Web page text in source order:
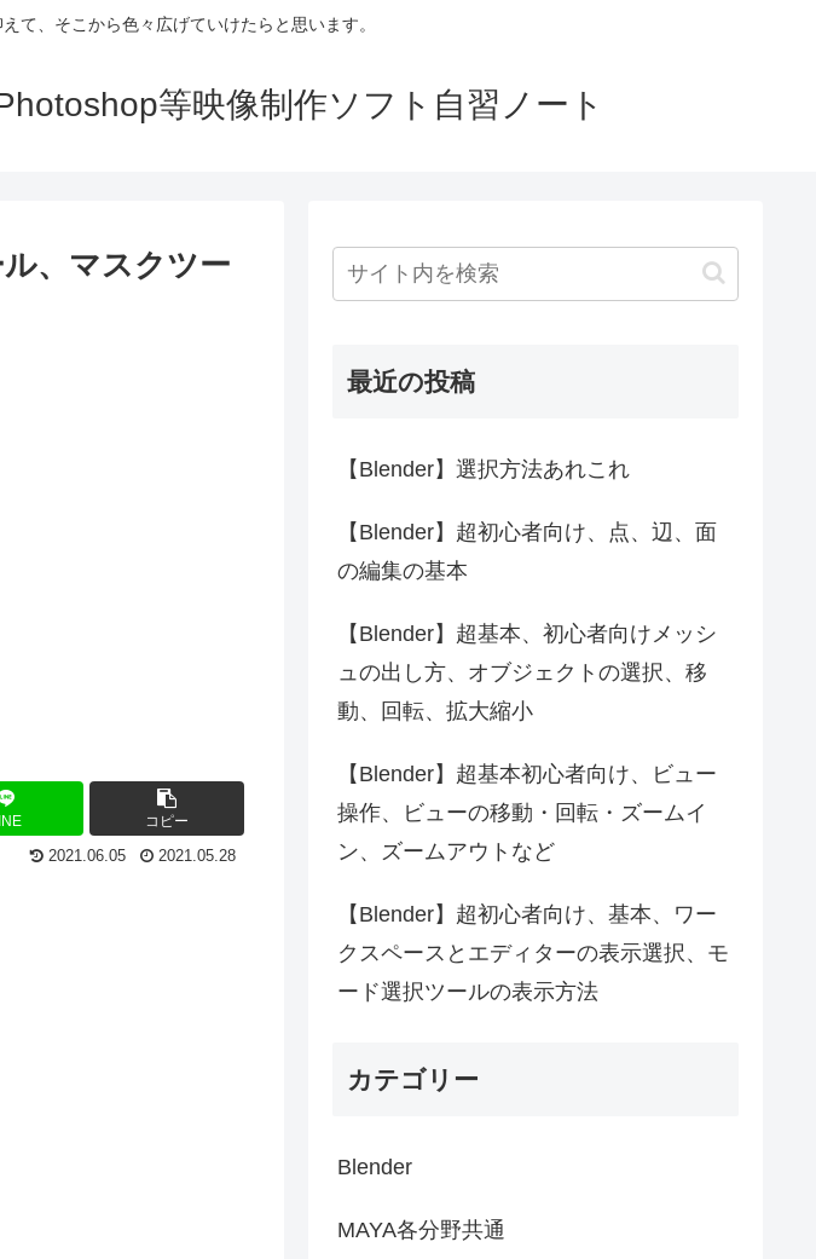
て、そこから色々広げていけたらと思います。
等映像制作ソフト自習ノート
、マスクツー
コピー
2021.06.05 2021.05.28
最近の投稿
【Blender】選択方法あれこれ
【Blender】超初心者向け、点、辺、面
の編集の基本
【Blender】超基本、初心者向けメッシ
ュの出し方、オブジェクトの選択、移
動、回転、拡大縮小
【Blender】超基本初心者向け、ビュー
操作、ビューの移動・回転・ズームイ
ン、ズームアウトなど
【Blender】超初心者向け、基本、ワー
クスペースとエディターの表示選択、モ
ード選択ツールの表示方法
カテゴリー
Blender
MAYA各分野共通